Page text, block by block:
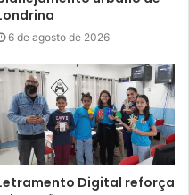
6 de agosto de 2026
Digital reforça